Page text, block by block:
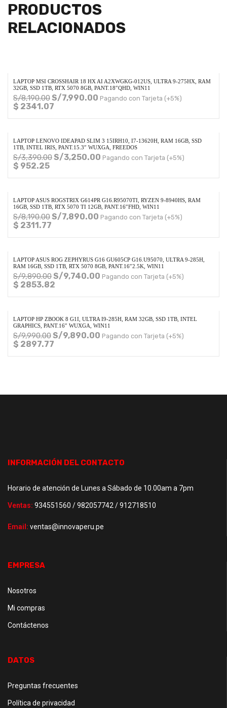
PRODUCTOS
RELACIONADOS
LAPTOP MSI CROSSHAIR 18 HX AI A2XWGKG-012US, ULTRA 9-275HX, RAM
32GB, SSD 1TB, RTX 5070 8GB, PANT.18″QHD, WIN11
S/8,190.00S/7,990.00 Pagando con Tarjeta (+5%)
$ 2341.07
LAPTOP LENOVO IDEAPAD SLIM 3 15IRH10, I7-13620H, RAM 16GB, SSD
1TB, INTEL IRIS, PANT.15.3″ WUXGA, FREEDOS
S/3,390.00S/3,250.00 Pagando con Tarjeta (+5%)
$ 952.25
LAPTOP ASUS ROGSTRIX G614PR G16.R95070TI, RYZEN 9-8940HS, RAM
16GB, SSD 1TB, RTX 5070 TI 12GB, PANT.16″FHD, WIN11
S/8,190.00S/7,890.00 Pagando con Tarjeta (+5%)
$ 2311.77
LAPTOP ASUS ROG ZEPHYRUS G16 GU605CP G16.U95070, ULTRA 9-285H,
RAM 16GB, SSD 1TB, RTX 5070 8GB, PANT.16″2.5K, WIN11
S/9,890.00S/9,740.00 Pagando con Tarjeta (+5%)
$ 2853.82
LAPTOP HP ZBOOK 8 G1I, ULTRA I9-285H, RAM 32GB, SSD 1TB, INTEL
GRAPHICS, PANT.16″ WUXGA, WIN11
S/9,990.00S/9,890.00 Pagando con Tarjeta (+5%)
$ 2897.77
INFORMACIÓN DEL CONTACTO
Horario de atención de Lunes a Sábado de 10.00am a 7pm
Ventas: 934551560 / 982057742 / 912718510
Email: ventas@innovaperu.pe
EMPRESA
Nosotros
Mi compras
Contáctenos
DATOS
Preguntas frecuentes
Política de privacidad